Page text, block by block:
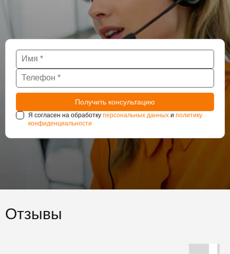
Я согласен на обработку персональных данных и политику
конфиденциальности
Отзывы